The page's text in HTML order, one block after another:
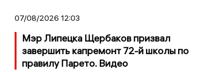
07/08/2026 12:03
Мэр Липецка Щербаков призвал
завершить капремонт 72-й школы по
правилу Парето. Видео